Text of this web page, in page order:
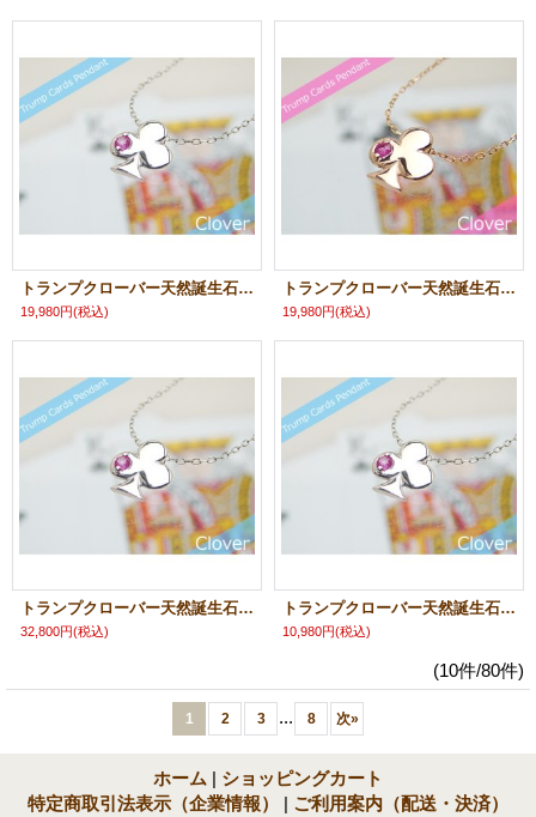
トランプクローバー天然誕生石ペンダント/K10ホワイトゴールド[ルビー]※ネックレスチェーン付き
19,980円(税込)
トランプクローバー天然誕生石ペンダント/K10ピンクゴールド[ルビー]※ネックレスチェーン付き
19,980円(税込)
トランプクローバー天然誕生石ペンダント/プラチナ[ルビー]※ネックレスチェーン付き
32,800円(税込)
トランプクローバー天然誕生石ペンダント/K10ホワイトゴールド[ルビー]※ネックレスチェーンは別売りです
10,980円(税込)
(10件/80件)
1 2 3 ... 8 次»
ホーム | ショッピングカート
特定商取引法表示（企業情報）
| ご利用案内（配送・決済）